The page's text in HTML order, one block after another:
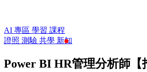
AI 專區 學習 課程
證照 測驗 共學 新知
Power BI HR管理分析師【